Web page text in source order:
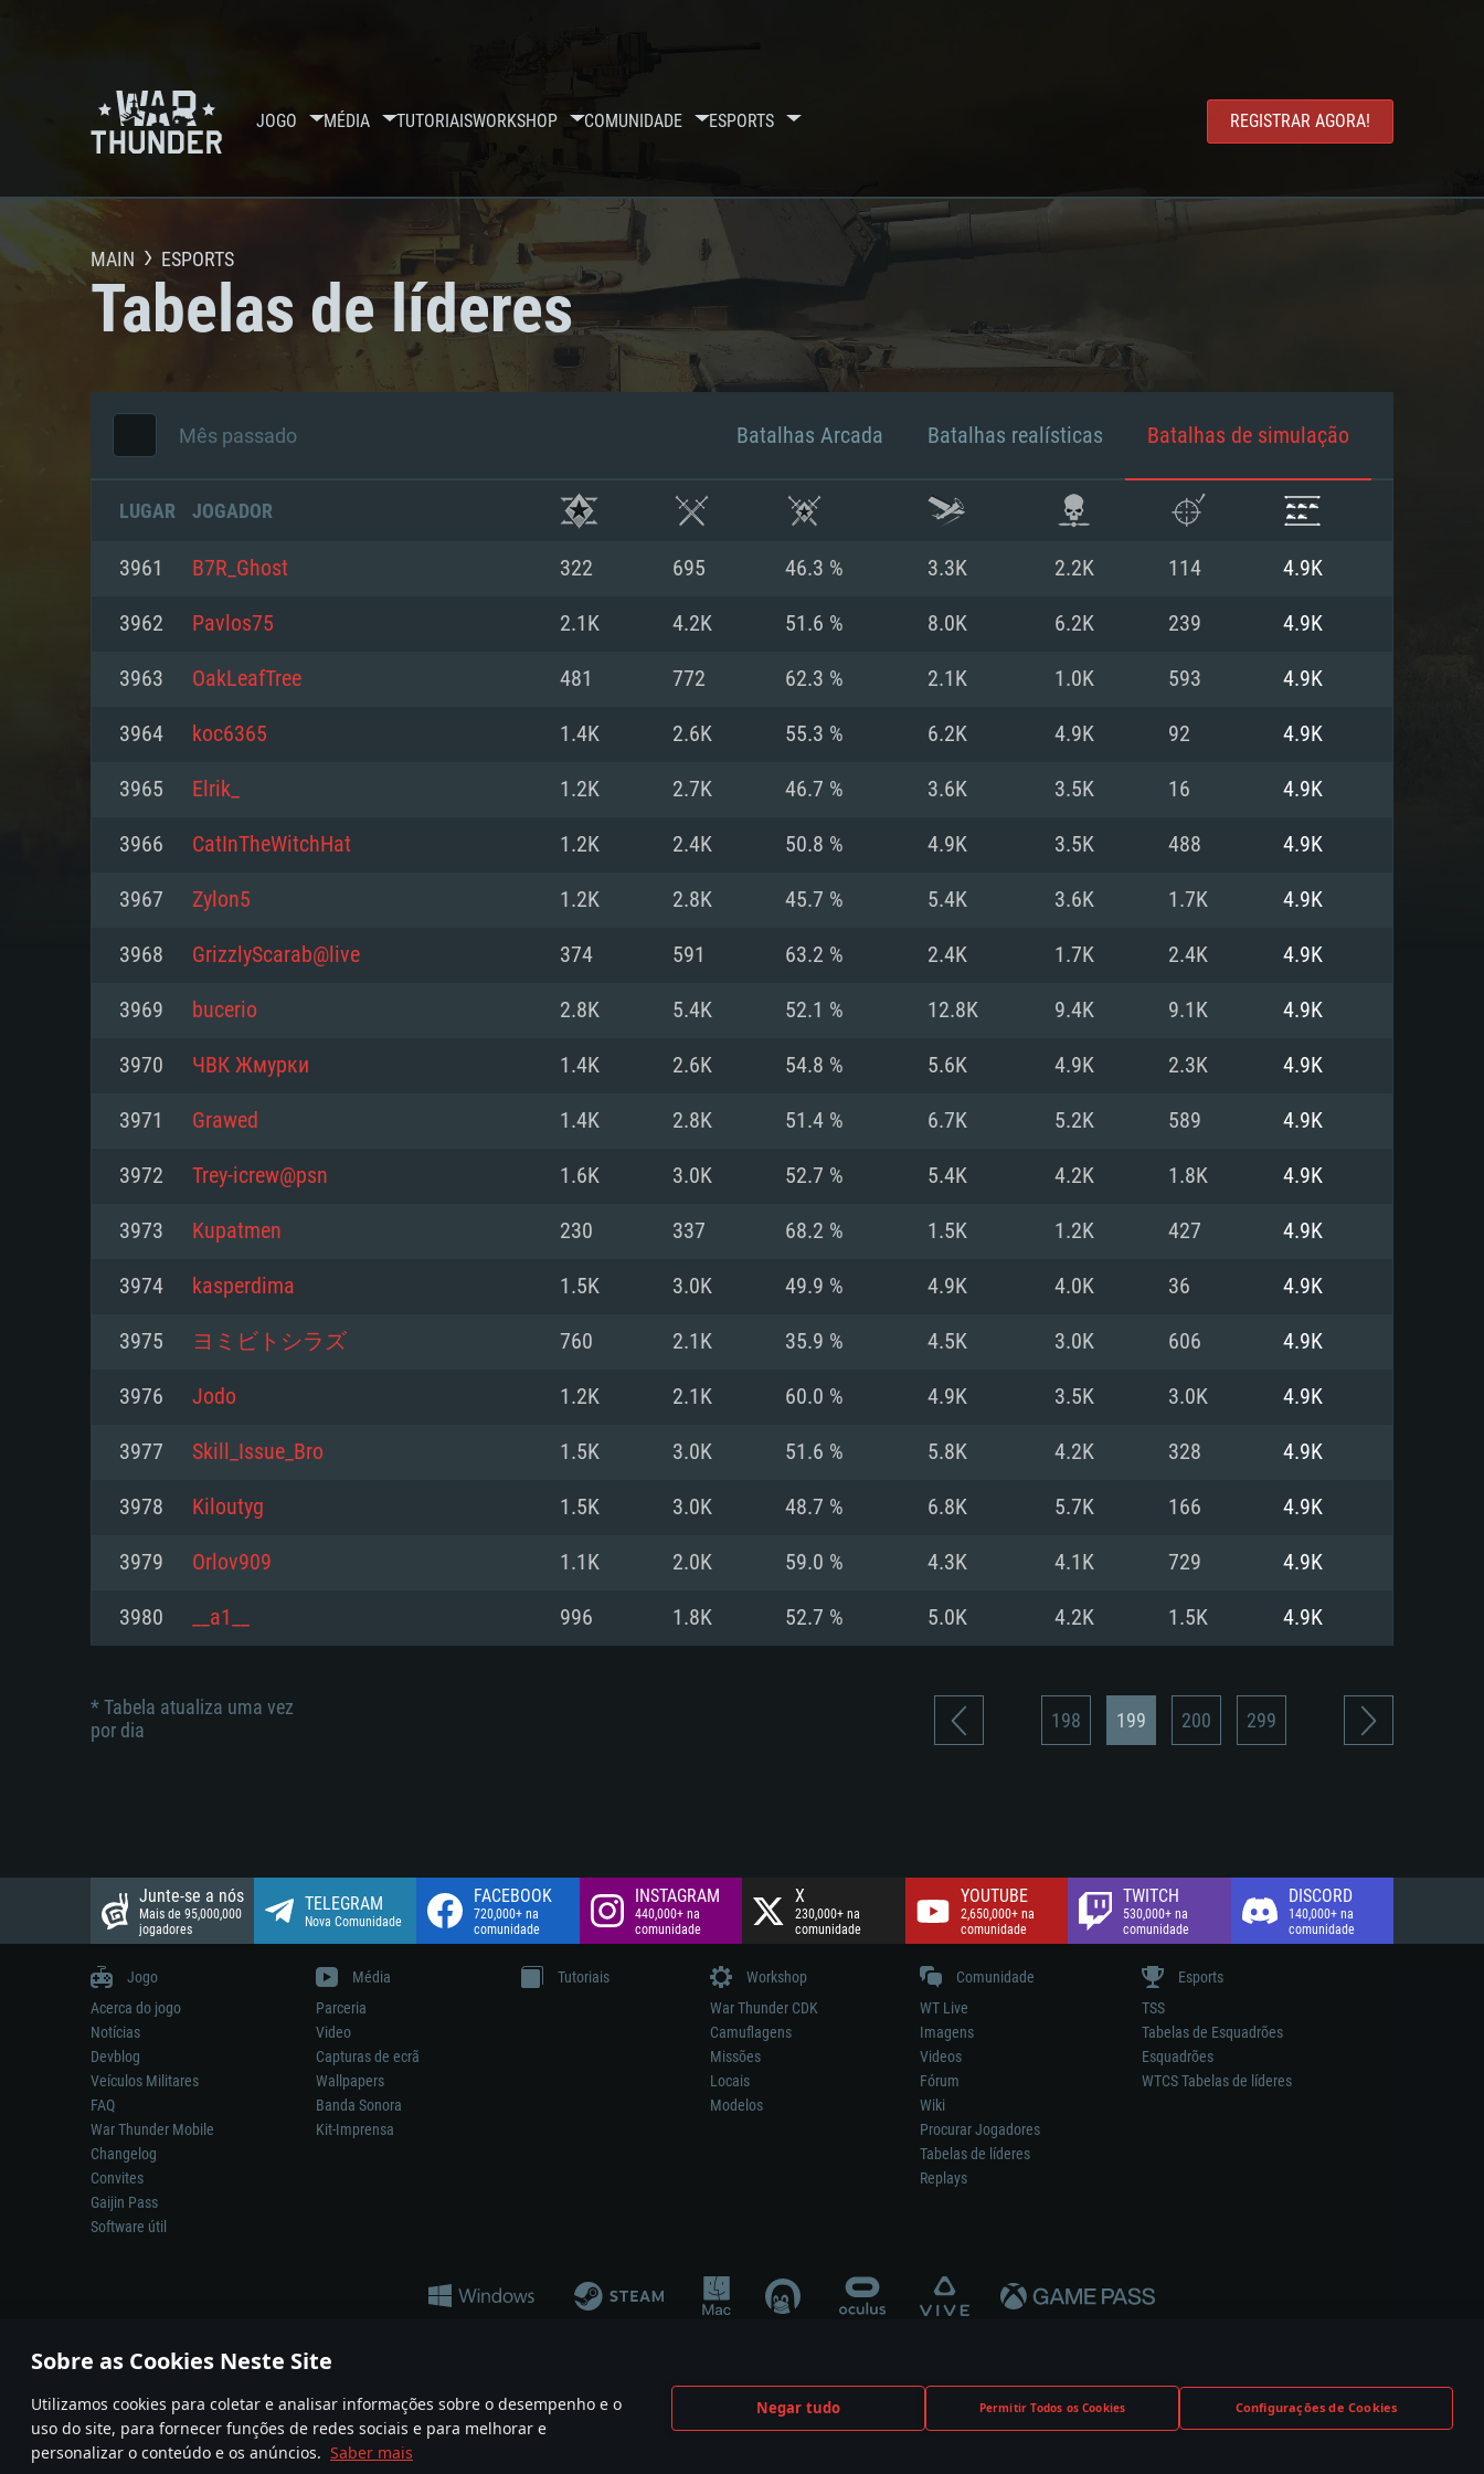
Sobre as Cookies Neste Site
Utilizamos cookies para coletar e analisar informações sobre o desempenho e o
uso do site, para fornecer funções de redes sociais e para melhorar e
personalizar o conteúdo e os anúncios. Saber mais
Negar tudo Permitir Todos os Cookies Configurações de Cookies
JOGO MÉDIA TUTORIAISWORKSHOP COMUNIDADE ESPORTS REGISTRAR AGORA!
REQUERIMENTOS DE SISTEMA
Mínimo
77XX / NVIDIA GeForce GTX 660. Resolução
mínima suportada: 720p
Network: Internet de banda larga.
Disco: 23,1 GB
Recomendado
superior
Memória: 16 GB ou mais
Placa Gráfica: Placa com DirectX 11 ou superior;
Nvidia GeForce 1060 ou superior, Radeon RX 570
Mínimo
mais recente
Processador: Core i5 2.2GHz mínimo (Intel Xeon
não suportado)
Memória: 6 GB
Placa Gráfica: Intel Iris Pro 5200 (Mac),
mínima suportada: 720p com suporte Metal.
Network: Internet de banda larga.
Disco: 21,5 GB
Recomendado
mais recente
Processador: Core i7 (Intel Xeon não suportado)
Memória: 8 GB
Placa Gráfica: Radeon Vega II ou superior com
suporte Metal.
Network: Internet de banda larga.
Disco: 60,2 GB
Mínimo
do Linux de 64bit
Processador: Dual-Core 2.4 GHz
Memória: 4 GB
Placa Gráfica: NVIDIA 660 com os drivers mais
recentes (não mais de 6 meses) / equivalentes
Vulkan (não mais de 6 meses); Resolução mínima
suportada: 720p.
Network: Internet de banda larga.
Disco: 21,5 GB
Recomendado
recentes (não mais de 6 meses) / equivalentes
AMD (Radeon RX 570) com os drivers mais
Vulkan.
Network: Internet de banda larga.
Disco: 60,2 GB
MAIN ESPORTS
Tabelas de líderes
Mês passado Batalhas Arcada Batalhas realísticas Batalhas de simulação
LUGAR JOGADOR
3961 B7R_Ghost 322 695 46.3 % 3.3K 2.2K 114 4.9K
3962 Pavlos75 2.1K 4.2K 51.6 % 8.0K 6.2K 239 4.9K
3963 OakLeafTree 481 772 62.3 % 2.1K 1.0K 593 4.9K
3964 koc6365 1.4K 2.6K 55.3 % 6.2K 4.9K 92 4.9K
3965 Elrik_ 1.2K 2.7K 46.7 % 3.6K 3.5K 16 4.9K
3966 CatInTheWitchHat 1.2K 2.4K 50.8 % 4.9K 3.5K 488 4.9K
3967 Zylon5 1.2K 2.8K 45.7 % 5.4K 3.6K 1.7K 4.9K
3968 GrizzlyScarab@live 374 591 63.2 % 2.4K 1.7K 2.4K 4.9K
3969 bucerio 2.8K 5.4K 52.1 % 12.8K 9.4K 9.1K 4.9K
3970 ЧВК Жмурки 1.4K 2.6K 54.8 % 5.6K 4.9K 2.3K 4.9K
3971 Grawed 1.4K 2.8K 51.4 % 6.7K 5.2K 589 4.9K
3972 Trey-icrew@psn 1.6K 3.0K 52.7 % 5.4K 4.2K 1.8K 4.9K
3973 Kupatmen 230 337 68.2 % 1.5K 1.2K 427 4.9K
3974 kasperdima 1.5K 3.0K 49.9 % 4.9K 4.0K 36 4.9K
3975 ヨミビトシラズ 760 2.1K 35.9 % 4.5K 3.0K 606 4.9K
3976 Jоdо 1.2K 2.1K 60.0 % 4.9K 3.5K 3.0K 4.9K
3977 Skill_Issue_Bro 1.5K 3.0K 51.6 % 5.8K 4.2K 328 4.9K
3978 Kiloutyg 1.5K 3.0K 48.7 % 6.8K 5.7K 166 4.9K
3979 Orlov909 1.1K 2.0K 59.0 % 4.3K 4.1K 729 4.9K
3980 __a1__ 996 1.8K 52.7 % 5.0K 4.2K 1.5K 4.9K
* Tabela atualiza uma vez
por dia
198 199 200 299
Junte-se a nós
Mais de 95,000,000
jogadores
TELEGRAM
Nova Comunidade
FACEBOOK
720,000+ na
comunidade
INSTAGRAM
440,000+ na
comunidade
X
230,000+ na
comunidade
YOUTUBE
2,650,000+ na
comunidade
TWITCH
530,000+ na
comunidade
DISCORD
140,000+ na
comunidade
Jogo
Acerca do jogo
Notícias
Devblog
Veículos Militares
FAQ
War Thunder Mobile
Changelog
Convites
Gaijin Pass
Software útil
Média
Parceria
Video
Capturas de ecrã
Wallpapers
Banda Sonora
Kit-Imprensa
Tutoriais
Workshop
War Thunder CDK
Camuflagens
Missões
Locais
Modelos
Comunidade
WT Live
Imagens
Videos
Fórum
Wiki
Procurar Jogadores
Tabelas de líderes
Replays
Esports
TSS
Tabelas de Esquadrões
Esquadrões
WTCS Tabelas de líderes
A reprodução de qualquer sistema de armas ou veículo neste jogo não significa participação no desenvolvimento, patrocínio ou aval do respetivo construtor.
© 2011—2026 Gaijin Games Kft. All trademarks, logos and brand names are the property of their respective owners.
Termos e condições Termos de Serviço